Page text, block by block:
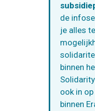
de
je alles
binnen
ook in
binnen